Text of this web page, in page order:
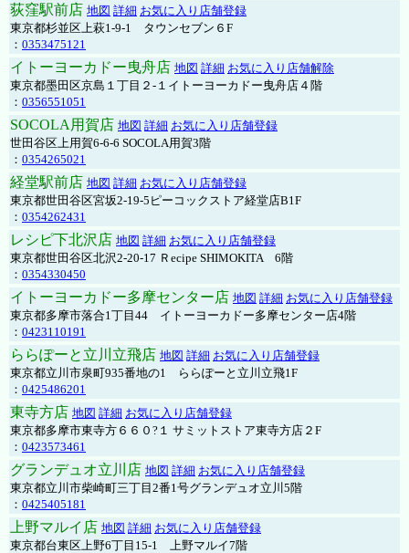
荻窪駅前店 地図 詳細 お気に入り店舗登録
東京都杉並区上萩1-9-1 タウンセブン６F
： 0353475121
イトーヨーカドー曳舟店 地図 詳細 お気に入り店舗解除
東京都墨田区京島１丁目２-１イトーヨーカドー曳舟店４階
： 0356551051
SOCOLA用賀店 地図 詳細 お気に入り店舗登録
世田谷区上用賀6-6-6 SOCOLA用賀3階
： 0354265021
経堂駅前店 地図 詳細 お気に入り店舗登録
東京都世田谷区宮坂2-19-5ピーコックストア経堂店B1F
： 0354262431
レシピ下北沢店 地図 詳細 お気に入り店舗登録
東京都世田谷区北沢2-20-17 Ｒecipe SHIMOKITA 6階
： 0354330450
イトーヨーカドー多摩センター店 地図 詳細 お気に入り店舗登録
東京都多摩市落合1丁目44 イトーヨーカドー多摩センター店4階
： 0423110191
ららぽーと立川立飛店 地図 詳細 お気に入り店舗登録
東京都立川市泉町935番地の1 ららぽーと立川立飛1F
： 0425486201
東寺方店 地図 詳細 お気に入り店舗登録
東京都多摩市東寺方６６０?１ サミットストア東寺方店２F
： 0423573461
グランデュオ立川店 地図 詳細 お気に入り店舗登録
東京都立川市柴崎町三丁目2番1号グランデュオ立川5階
： 0425405181
上野マルイ店 地図 詳細 お気に入り店舗登録
東京都台東区上野6丁目15-1 上野マルイ7階